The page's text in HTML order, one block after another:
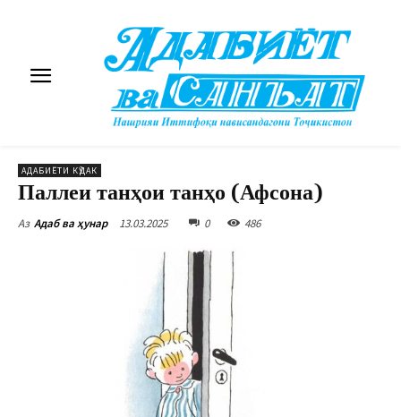
АДАБИЁТИ КӮДАК
Паллеи танҳои танҳо (Афсона)
Аз Адаб ва ҳунар 13.03.2025 0 486